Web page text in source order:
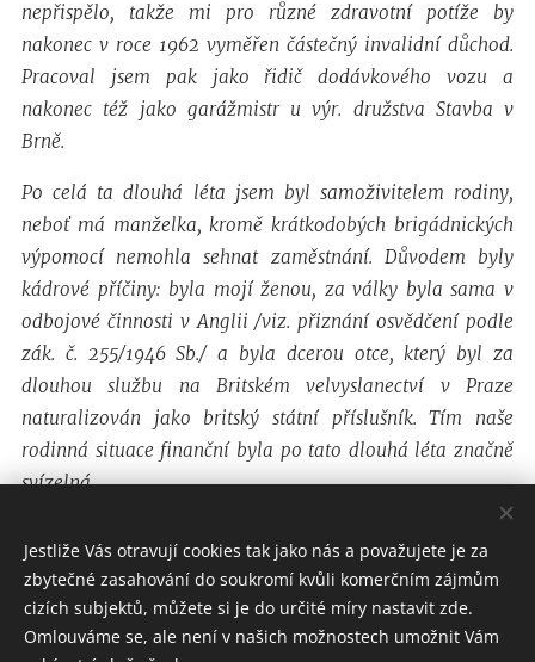
nepřispělo, takže mi pro různé zdravotní potíže by
nakonec v roce 1962 vyměřen částečný invalidní důchod.
Pracoval jsem pak jako řidič dodávkového vozu a
nakonec též jako garážmistr u výr. družstva Stavba v
Brně.
Po celá ta dlouhá léta jsem byl samoživitelem rodiny,
neboť má manželka, kromě krátkodobých brigádnických
výpomocí nemohla sehnat zaměstnání. Důvodem byly
kádrové příčiny: byla mojí ženou, za války byla sama v
odbojové činnosti v Anglii /viz. přiznání osvědčení podle
zák. č. 255/1946 Sb./ a byla dcerou otce, který byl za
dlouhou službu na Britském velvyslanectví v Praze
naturalizován jako britský státní příslušník. Tím naše
rodinná situace finanční byla po tato dlouhá léta značně
svízelná.
Jestliže Vás otravují cookies tak jako nás a považujete je za
zbytečné zasahování do soukromí kvůli komerčním zájmům
cizích subjektů, můžete si je do určité míry nastavit zde.
Omlouváme se, ale není v našich možnostech umožnit Vám